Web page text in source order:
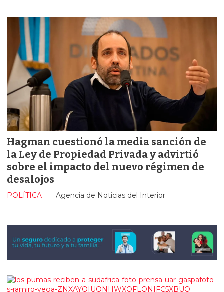
Hagman cuestionó la media sanción de
la Ley de Propiedad Privada y advirtió
sobre el impacto del nuevo régimen de
desalojos
Agencia de Noticias del Interior
POLÍTICA